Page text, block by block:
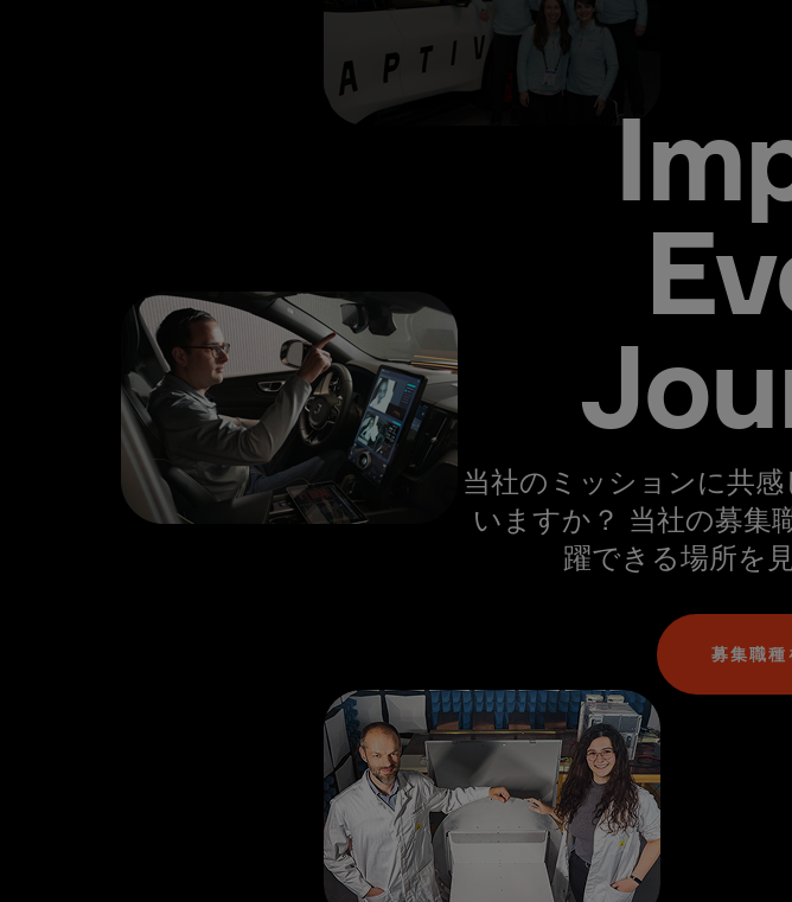
当社のミッションに共
いますか？ 当社の募集
躍できる場所を
募集職種